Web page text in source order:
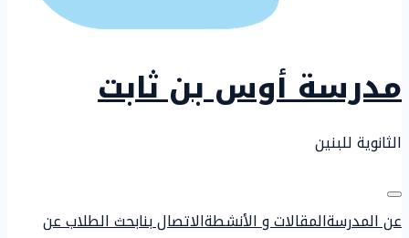
مدرسة أوس بن ثابت
الثانوية للبنين
عن المدرسةالمقالات و الأنشطةالاتصال بنابحث الطلاب عن